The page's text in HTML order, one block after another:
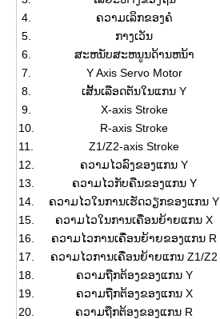
4.
ຄວາມເລິກຂອງຄໍ
5.
ກາງເວັນ
6.
ສະຫນັບສະຫນູນດ້ານຫນ້າ
7.
Y Axis Servo Motor
8.
ເສັ້ນເລືອດຕັນໃນແກນ Y
9.
X-axis Stroke
10.
R-axis Stroke
11.
Z1/Z2-axis Stroke
12.
ຄວາມໄວລົງຂອງແກນ Y
13.
ຄວາມໄວກັບຄືນຂອງແກນ Y
14.
ຄວາມໄວໃນການເຮັດວຽກຂອງແກນ Y
15.
ຄວາມໄວໃນການເຄື່ອນຍ້າຍແກນ X
16.
ຄວາມໄວການເຄື່ອນຍ້າຍຂອງແກນ R
17.
ຄວາມໄວການເຄື່ອນຍ້າຍແກນ Z1/Z2
18.
ຄວາມຖືກຕ້ອງຂອງແກນ Y
19.
ຄວາມຖືກຕ້ອງຂອງແກນ X
20.
ຄວາມຖືກຕ້ອງຂອງແກນ R